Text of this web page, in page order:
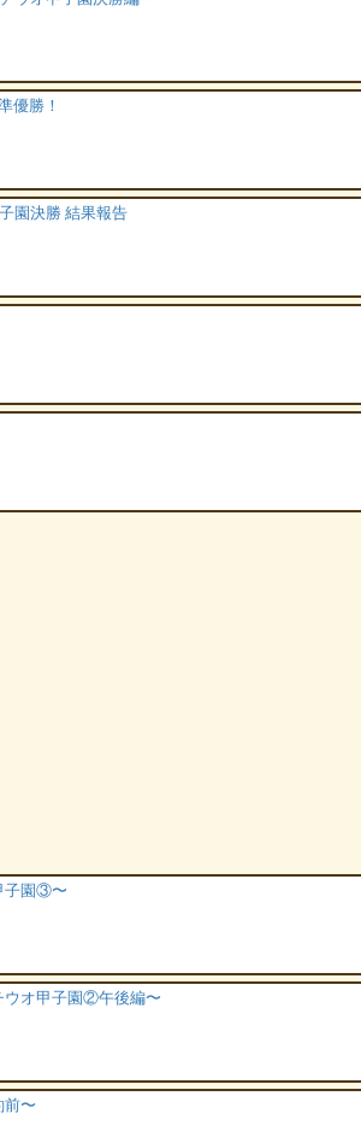
優勝！
園決勝 結果報告
子園③〜
ウオ甲子園②午後編〜
前〜